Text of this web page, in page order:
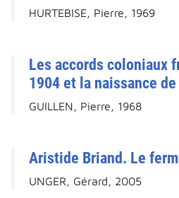
HURTEBISE, Pierre, 1969
Les accords coloniaux
1904 et la naissance
GUILLEN, Pierre, 1968
Aristide Briand. Le
UNGER, Gérard, 2005